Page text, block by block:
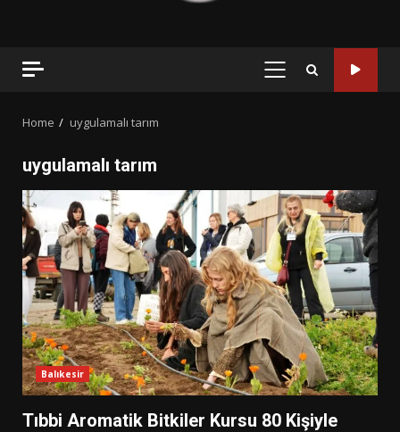
PRIMARY
Home uygulamalı tarım
uygulamalı tarım
Balıkesir
Tıbbi Aromatik Bitkiler Kursu 80 Kişiyle